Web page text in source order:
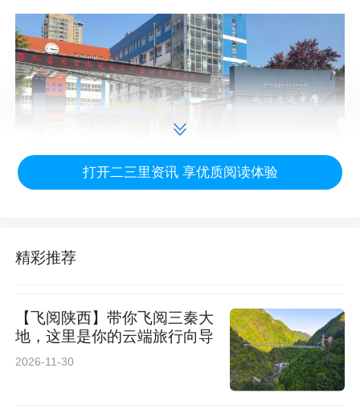
护航高考，既需保畅通，更要守公平。考试期
功率信号屏蔽仪。然而，这往往会让周边居民的
正常通信受到波及。为了把对群众的影响降到最
低，咸阳移动展现出了极具温度的“绣花功夫”：
打开二三里资讯 享优质阅读体验
精彩推荐
【飞阅陕西】带你飞阅三秦大
地，这里是你的云端旅行向导
2026-11-30